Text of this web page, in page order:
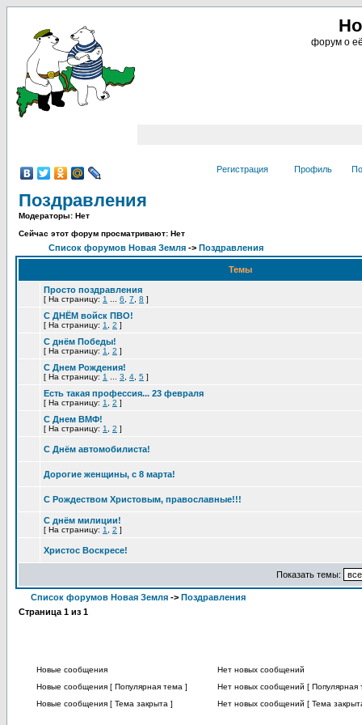
форум о
Регистрация Профиль
Поздравления
Модераторы: Нет
Сейчас этот форум просматривают: Нет
Список форумов Новая Земля -> Поздравления
Темы
Просто поздравления
[ На страницу: 1 6 7 8 ]
С ДНЁМ войск ПВО!
[ На страницу: 1 2 ]
С днём Победы!
[ На страницу: 1 2 ]
С Днем Рождения!
[ На страницу: 1 3 4 5 ]
Есть такая профессия... 23 февраля
[ На страницу: 1 2 ]
С Днем ВМФ!
[ На страницу: 1 2 ]
С Днём автомобилиста!
Дорогие женщины, с 8 марта!
С Рождеством Христовым, православные!!!
С днём милиции!
[ На страницу: 1 2 ]
Христос Воскресе!
Показать темы:
Список форумов Новая Земля -> Поздравления
Страница 1 из 1
Новые сообщения
Нет новых сообщений
Новые сообщения [ Популярная тема ]
Нет новых сообщений [ Популярная
Новые сообщения [ Тема закрыта ]
Нет новых сообщений [ Тема